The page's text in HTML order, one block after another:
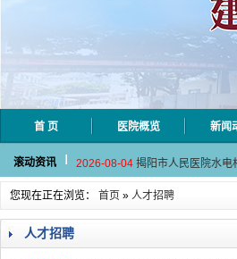
首 页 医院概览 新闻
滚动资讯
2026-08-06 揭阳市人民医院采集
2026-08-04 揭阳市人民医院水电
2026-07-31 学术聚力！妇儿分论
2026-07-31 以学术聚合力 | 运动
您现在正在浏览： 首页 » 人才招聘
人才招聘